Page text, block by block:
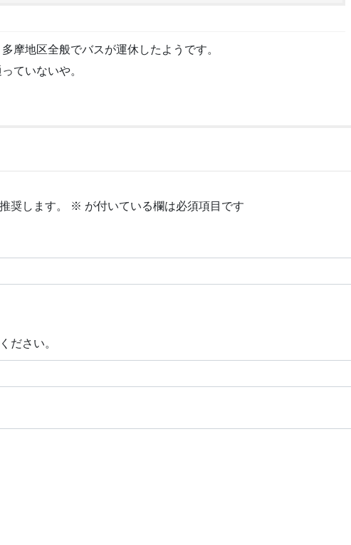
摩地区全般でバスが運休したようです。
ていないや。
奨します。 ※ が付いている欄は必須項目です
ださい。